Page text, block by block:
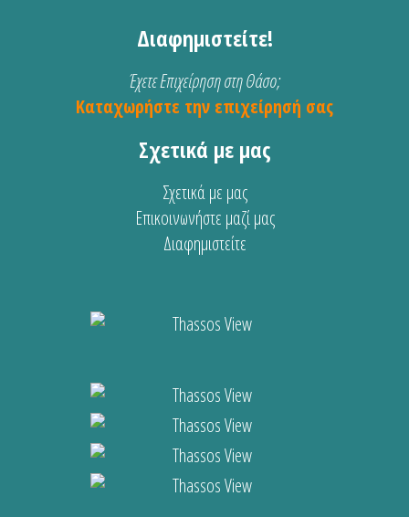
Διαφημιστείτε!
Έχετε Επιχείρηση στη Θάσο;
Καταχωρήστε την επιχείρησή σας
Σχετικά με μας
Σχετικά με μας
Επικοινωνήστε μαζί μας
Διαφημιστείτε